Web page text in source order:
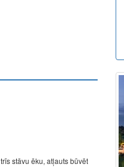
stāvu ēku, atļauts būvēt